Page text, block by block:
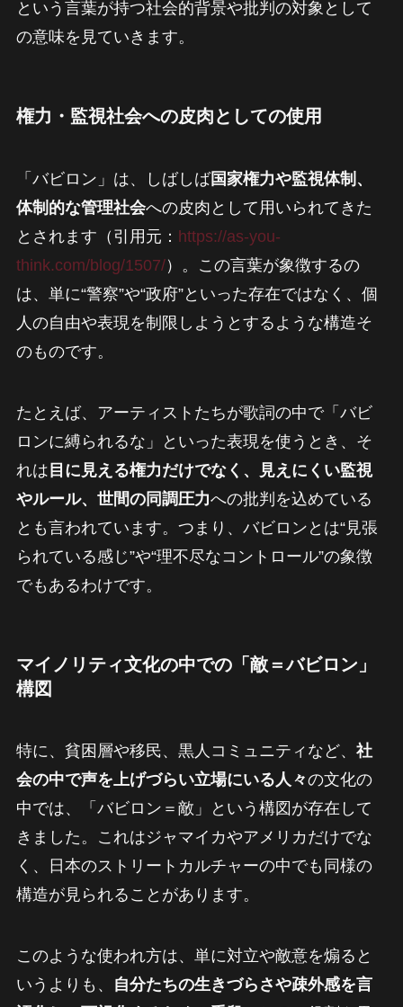
という言葉が持つ社会的背景や批判の対象として
の意味を見ていきます。
権力・監視社会への皮肉としての使用
「バビロン」は、しばしば国家権力や監視体制、
体制的な管理社会への皮肉として用いられてきた
とされます（引用元： https://as-you-
think.com/blog/1507/）。この言葉が象徴するの
は、単に“警察”や“政府”といった存在ではなく、個
人の自由や表現を制限しようとするような構造そ
のものです。
たとえば、アーティストたちが歌詞の中で「バビ
ロンに縛られるな」といった表現を使うとき、そ
れは 目に見える権力だけでなく、見えにくい監視
やルール、世間の同調圧力への批判を込めている
とも言われています。つまり、バビロンとは“見張
られている感じ”や“理不尽なコントロール”の象徴
でもあるわけです。
マイノリティ文化の中での「敵＝バビロン」
構図
特に、貧困層や移民、黒人コミュニティなど、 社
会の中で声を上げづらい立場にいる人々の文化の
中では、「バビロン＝敵」という構図が存在して
きました。これはジャマイカやアメリカだけでな
く、日本のストリートカルチャーの中でも同様の
構造が見られることがあります。
このような使われ方は、単に対立や敵意を煽ると
いうよりも、
自分たちの生きづらさや疎外感を言